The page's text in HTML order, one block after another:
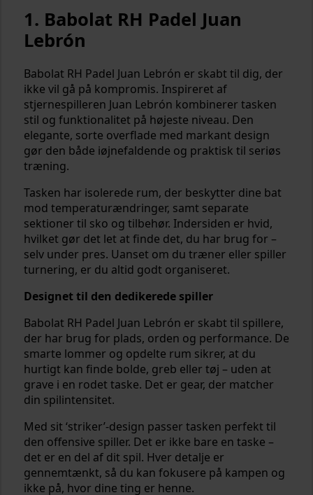
1. Babolat RH Padel Juan
Lebrón
Babolat RH Padel Juan Lebrón er skabt til dig, der
ikke vil gå på kompromis. Inspireret af
stjernespilleren Juan Lebrón kombinerer tasken
stil og funktionalitet på højeste niveau. Den
elegante, sorte overflade med markant design
gør den både iøjnefaldende og praktisk til seriøs
træning.
Tasken har isolerede rum, der beskytter dine bat
mod temperaturændringer, samt separate
sektioner til sko og tilbehør. Indersiden er hvid,
hvilket gør det let at finde det, du har brug for –
selv under pres. Uanset om du træner eller spiller
turnering, er du altid godt organiseret.
Designet til den dedikerede spiller
Babolat RH Padel Juan Lebrón er skabt til spillere,
der har brug for plads, orden og performance. De
smarte lommer og opdelte rum sikrer, at du
hurtigt kan finde bolde, greb eller tøj – uden at
grave i en rodet taske. Det er gear, der matcher
din spilintensitet.
Med sit ‘striker’-design passer tasken perfekt til
den offensive spiller. Det er ikke bare en taske –
det er en del af dit spil. Hver detalje er
gennemtænkt, så du kan fokusere på kampen og
ikke på, hvor dine ting er henne.